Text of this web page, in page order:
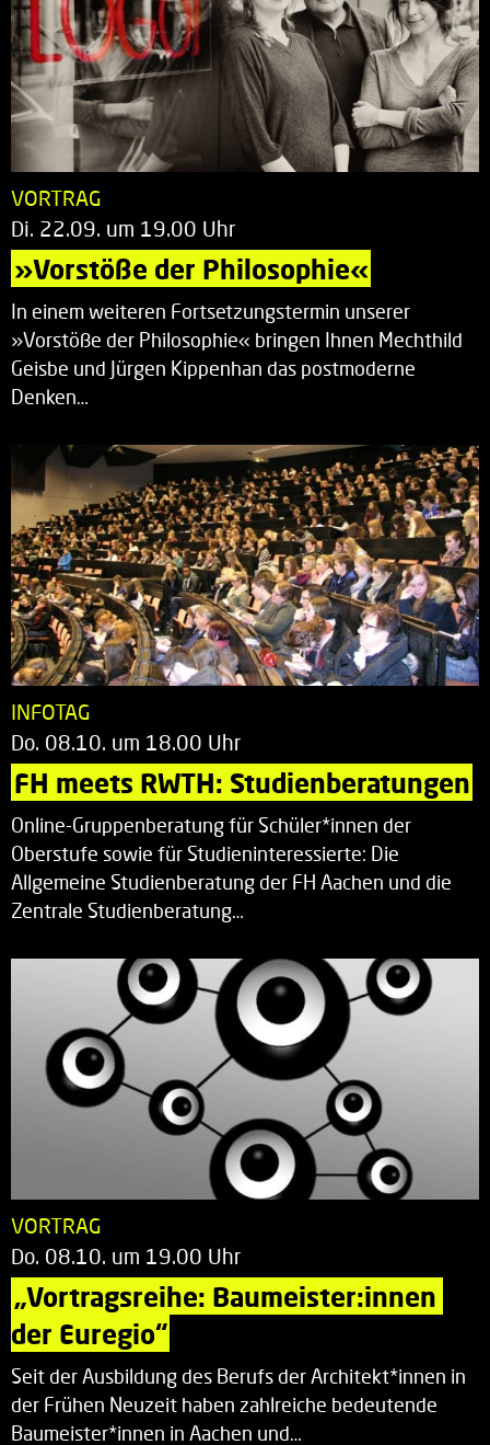
VORTRAG
Di. 22.09. um 19.00 Uhr
»Vorstöße der Philosophie«
In einem weiteren Fortsetzungstermin unserer
»Vorstöße der Philosophie« bringen Ihnen Mechthild
Geisbe und Jürgen Kippenhan das postmoderne
Denken…
INFOTAG
Do. 08.10. um 18.00 Uhr
FH meets RWTH: Studienberatungen
Online-Gruppenberatung für Schüler*innen der
Oberstufe sowie für Studieninteressierte: Die
Allgemeine Studienberatung der FH Aachen und die
Zentrale Studienberatung…
VORTRAG
Do. 08.10. um 19.00 Uhr
„Vortragsreihe: Baumeister:innen
der Euregio“
Seit der Ausbildung des Berufs der Architekt*innen in
der Frühen Neuzeit haben zahlreiche bedeutende
Baumeister*innen in Aachen und…